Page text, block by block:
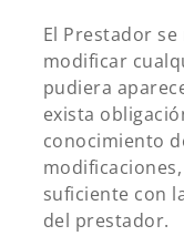
El Prestador
modificar
pudiera
exista
conocimiento
suficiente con
del prestador.